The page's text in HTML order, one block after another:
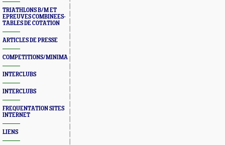
TRIATHLONS B/M ET
EPREUVES COMBINEES-
TABLES DE COTATION
ARTICLES DE PRESSE
COMPETITIONS/MINIMAS/MEETINGS/ENGAGES
INTERCLUBS
INTERCLUBS
FREQUENTATION SITES
INTERNET
LIENS